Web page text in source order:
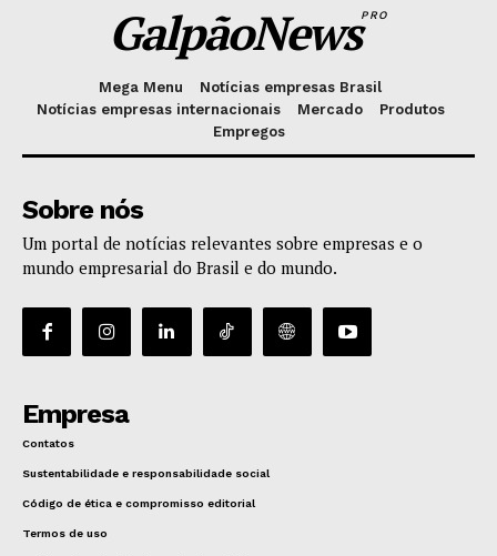
GalpãoNewsPRO
Mega Menu
Notícias empresas Brasil
Notícias empresas internacionais
Mercado
Produtos
Empregos
Sobre nós
Um portal de notícias relevantes sobre empresas e o
mundo empresarial do Brasil e do mundo.
Empresa
Contatos
Sustentabilidade e responsabilidade social
Código de ética e compromisso editorial
Termos de uso